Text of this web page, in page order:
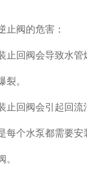
阀的危害：
回阀会导致水管爆
裂。
回阀会引起回流污
个水泵都需要安装
。